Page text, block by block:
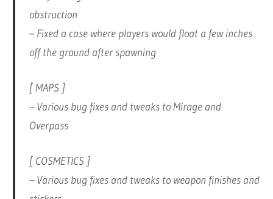
obstruction
– Fixed a case where players would float a few inches
off the ground after spawning
[ MAPS ]
– Various bug fixes and tweaks to Mirage and
Overpass
[ COSMETICS ]
– Various bug fixes and tweaks to weapon finishes and